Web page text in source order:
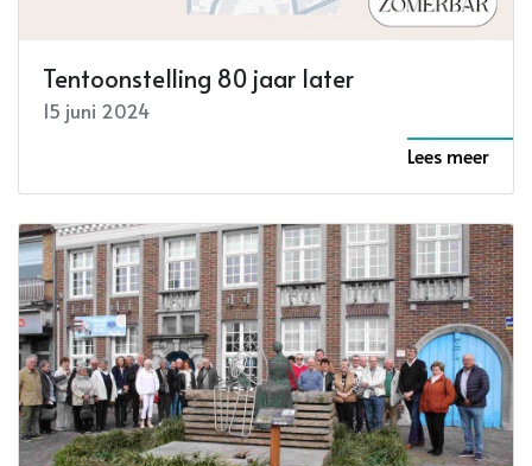
Tentoonstelling 80 jaar later
15 juni 2024
Lees meer